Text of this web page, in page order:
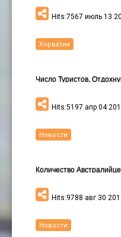
Hits:7567 июль 13
Hits:5197 апр 04
Хорватия
Hits:9788 авг 30
Новости
Новости